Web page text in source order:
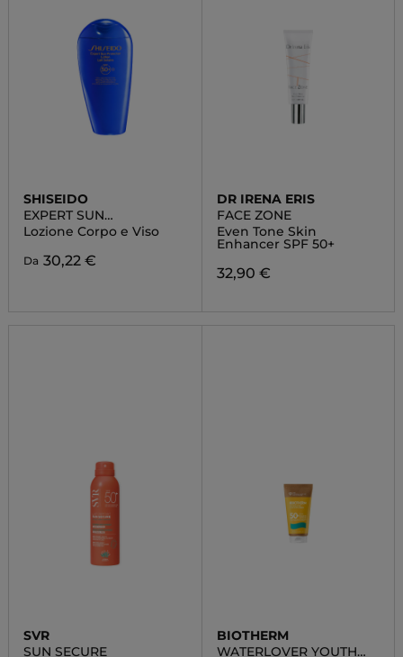
SHISEIDO
EXPERT SUN
PROTECTOR
Lozione Corpo e Viso
Da 30,22 €
DR IRENA ERIS
FACE ZONE
Even Tone Skin
Enhancer SPF 50+
32,90 €
SVR
SUN SECURE
BIOTHERM
WATERLOVER YOUTH